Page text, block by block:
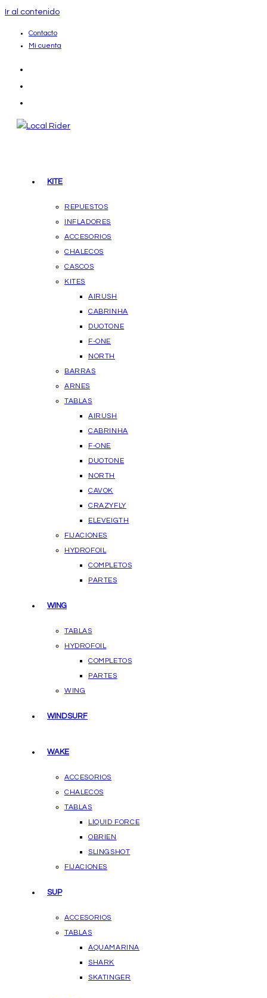
Ir al contenido
Contacto
Mi cuenta
KITE
REPUESTOS
INFLADORES
ACCESORIOS
CHALECOS
CASCOS
KITES
AIRUSH
CABRINHA
DUOTONE
F-ONE
NORTH
BARRAS
ARNES
TABLAS
AIRUSH
CABRINHA
F-ONE
DUOTONE
NORTH
CAVOK
CRAZYFLY
ELEVEIGTH
FIJACIONES
HYDROFOIL
COMPLETOS
PARTES
WING
TABLAS
HYDROFOIL
COMPLETOS
PARTES
WING
WINDSURF
WAKE
ACCESORIOS
CHALECOS
TABLAS
LIQUID FORCE
OBRIEN
SLINGSHOT
FIJACIONES
SUP
ACCESORIOS
TABLAS
AQUAMARINA
SHARK
SKATINGER